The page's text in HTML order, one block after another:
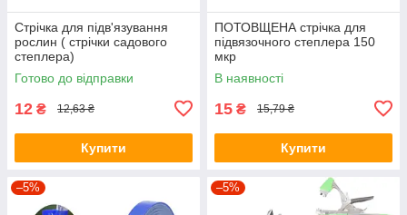
Стрічка для підв'язування
рослин ( стрічки садового
степлера)
Готово до відправки
12 ₴ 12,63 ₴
Купити
ПОТОВЩЕНА стрічка для
підвязочного степлера 150
мкр
В наявності
15 ₴ 15,79 ₴
Купити
–5% –5%